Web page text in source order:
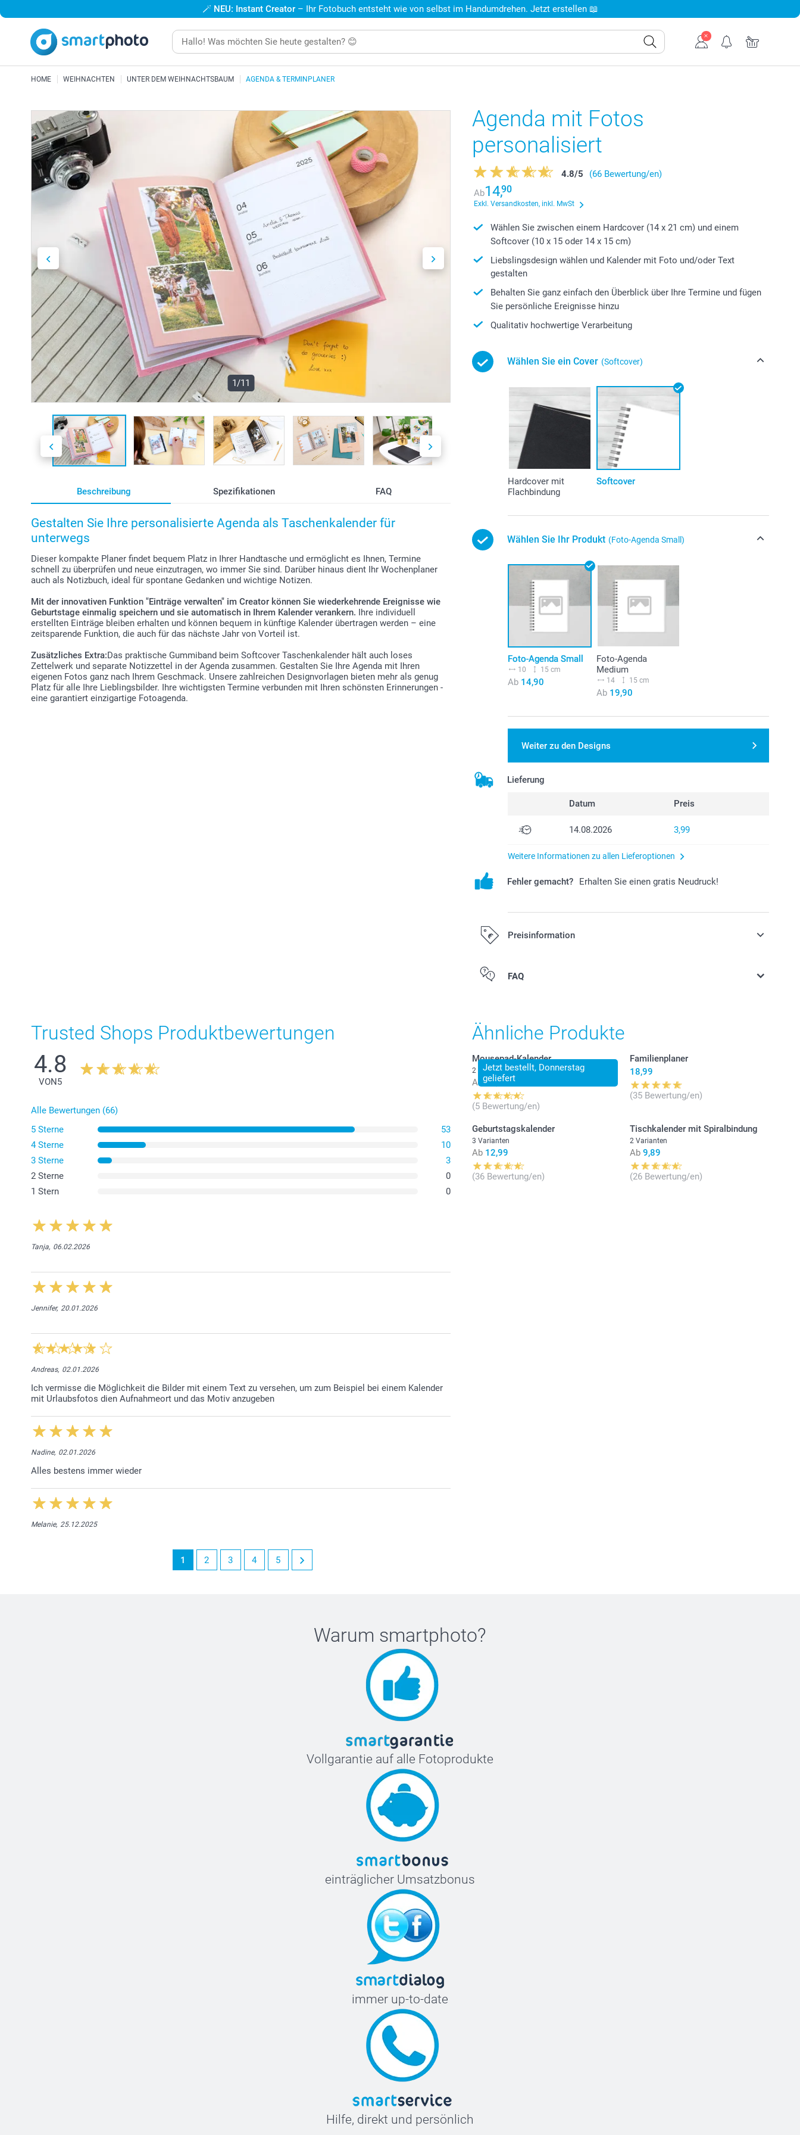
🪄 NEU: Instant Creator – Ihr Fotobuch entsteht wie von selbst im Handumdrehen. Jetzt erstellen 📖
HOME WEIHNACHTEN UNTER DEM WEIHNACHTSBAUM AGENDA & TERMINPLANER
1/11
Beschreibung Spezifikationen FAQ
Gestalten Sie Ihre personalisierte Agenda als Taschenkalender für
unterwegs
Dieser kompakte Planer findet bequem Platz in Ihrer Handtasche und ermöglicht es Ihnen, Termine
schnell zu überprüfen und neue einzutragen, wo immer Sie sind. Darüber hinaus dient Ihr Wochenplaner
auch als Notizbuch, ideal für spontane Gedanken und wichtige Notizen.
Mit der innovativen Funktion "Einträge verwalten" im Creator können Sie wiederkehrende Ereignisse wie
Geburtstage einmalig speichern und sie automatisch in Ihrem Kalender verankern. Ihre individuell
erstellten Einträge bleiben erhalten und können bequem in künftige Kalender übertragen werden – eine
zeitsparende Funktion, die auch für das nächste Jahr von Vorteil ist.
Zusätzliches Extra:Das praktische Gummiband beim Softcover Taschenkalender hält auch loses
Zettelwerk und separate Notizzettel in der Agenda zusammen. Gestalten Sie Ihre Agenda mit Ihren
eigenen Fotos ganz nach Ihrem Geschmack. Unsere zahlreichen Designvorlagen bieten mehr als genug
Platz für alle Ihre Lieblingsbilder. Ihre wichtigsten Termine verbunden mit Ihren schönsten Erinnerungen -
eine garantiert einzigartige Fotoagenda.
Agenda mit Fotos
personalisiert
4.8/5
(66 Bewertung/en)
Ab14,90
Exkl. Versandkosten, inkl. MwSt
Wählen Sie zwischen einem Hardcover (14 x 21 cm) und einem
Softcover (10 x 15 oder 14 x 15 cm)
Liebslingsdesign wählen und Kalender mit Foto und/oder Text
gestalten
Behalten Sie ganz einfach den Überblick über Ihre Termine und fügen
Sie persönliche Ereignisse hinzu
Qualitativ hochwertige Verarbeitung
Wählen Sie ein Cover (Softcover)
Hardcover mit
Flachbindung
Softcover
Wählen Sie Ihr Produkt (Foto-Agenda Small)
Foto-Agenda Small
10 15 cm
Ab 14,90
Foto-Agenda
Medium
14 15 cm
Ab 19,90
Weiter zu den Designs
Lieferung
Datum Preis
14.08.2026 3,99
Weitere Informationen zu allen Lieferoptionen
Fehler gemacht? Erhalten Sie einen gratis Neudruck!
Preisinformation
Alle Preise verstehen sich in EURO (€) inkl. MwSt. und zzgl.
FAQ
Trusted Shops Produktbewertungen
4.8
VON5
Alle Bewertungen (66)
5 Sterne
53
4 Sterne
10
3 Sterne
3
2 Sterne
0
1 Stern
0
Tanja, 06.02.2026
Jennifer, 20.01.2026
Andreas, 02.01.2026
Ich vermisse die Möglichkeit die Bilder mit einem Text zu versehen, um zum Beispiel bei einem Kalender
mit Urlaubsfotos dien Aufnahmeort und das Motiv anzugeben
Nadine, 02.01.2026
Alles bestens immer wieder
Melanie, 25.12.2025
1 2 3 4 5
Ähnliche Produkte
Jetzt bestellt, Donnerstag
geliefert
Mousepad-Kalender
2 Varianten
Ab 12,95
(5 Bewertung/en)
Familienplaner
18,99
(35 Bewertung/en)
Geburtstagskalender
3 Varianten
Ab 12,99
(36 Bewertung/en)
Tischkalender mit Spiralbindung
2 Varianten
Ab 9,89
(26 Bewertung/en)
Warum smartphoto?
Vollgarantie auf alle Fotoprodukte
einträglicher Umsatzbonus
immer up-to-date
Hilfe, direkt und persönlich